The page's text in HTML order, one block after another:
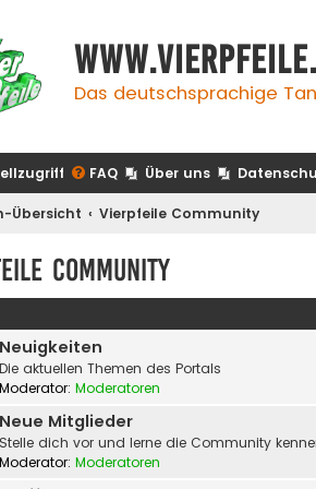
Das deutschsprachige
FAQ Über uns
Übersicht Vierpfeile Community
Community
Neuigkeiten
Die aktuellen Themen des Portals
Moderator: Moderatoren
Neue Mitglieder
Stelle dich vor und lerne die Community
Moderator: Moderatoren